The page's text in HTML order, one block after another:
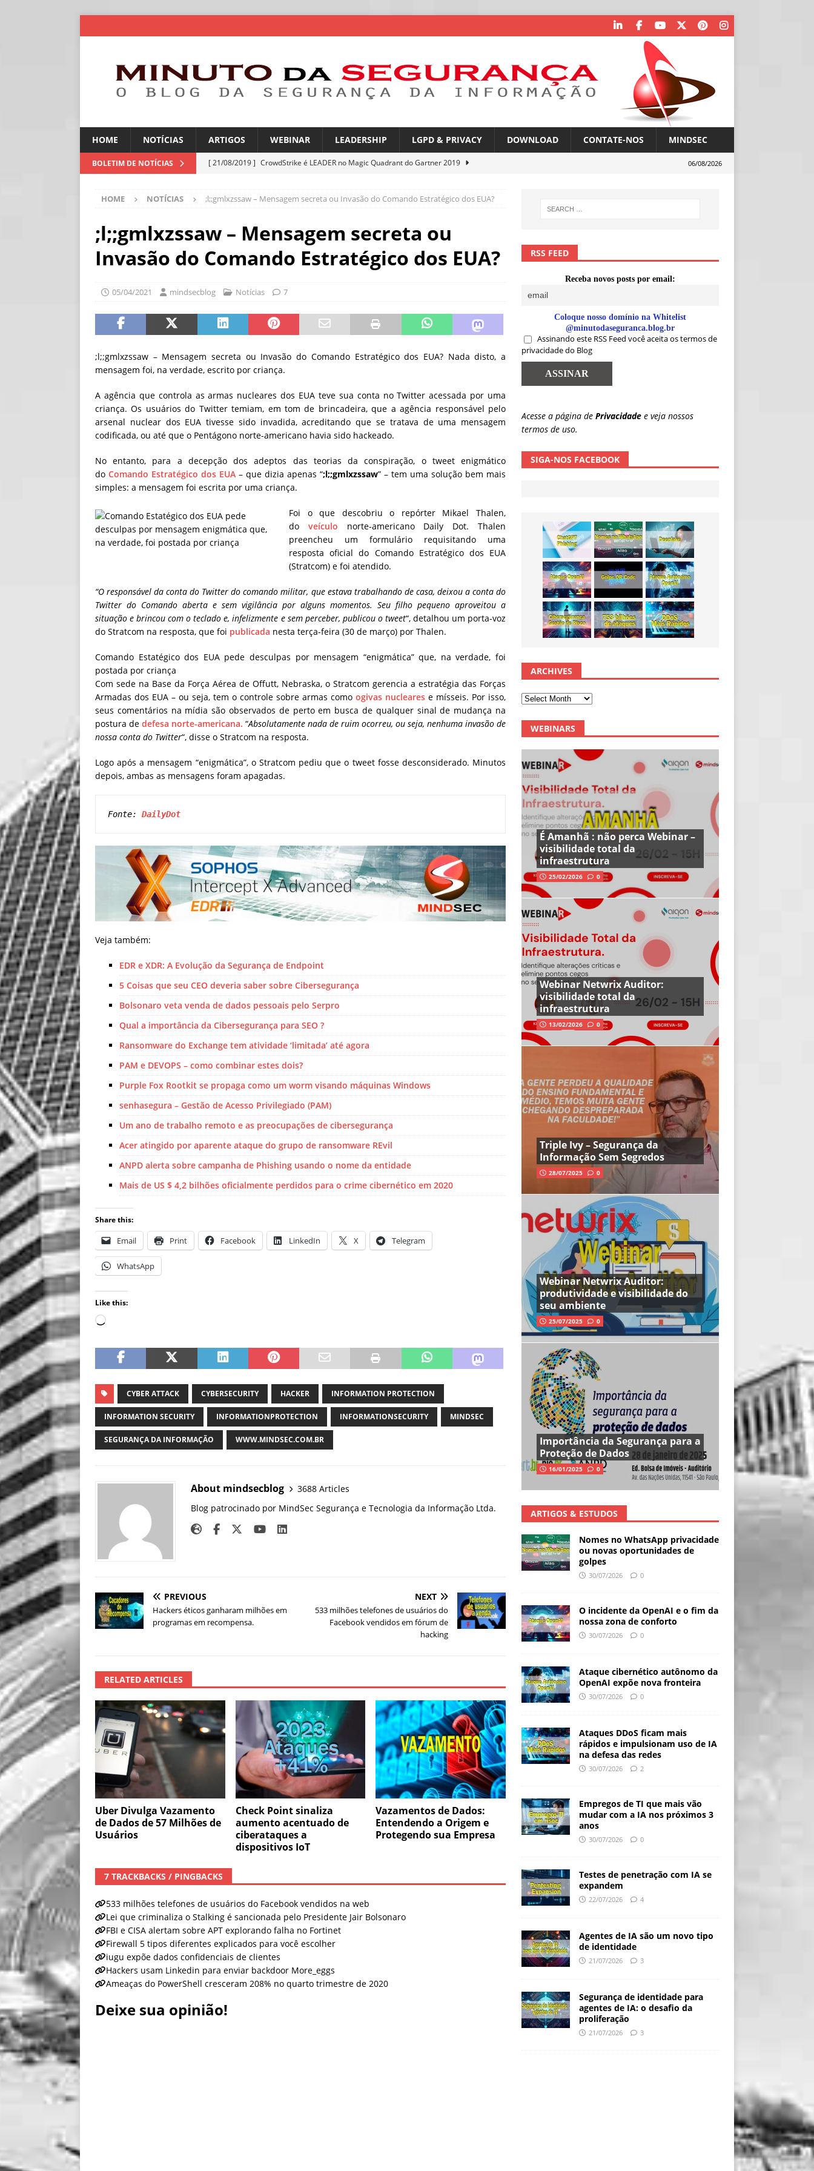
HOME NOTÍCIAS ARTIGOS WEBINAR LEADERSHIP LGPD & PRIVACY DOWNLOAD CONTATE-NOS MINDSEC
BOLETIM DE NOTÍCIAS [ 21/08/2019 ] CrowdStrike é LEADER no Magic Quadrant do Gartner 2019
[ 30/07/2026 ]
ChatGPT entra na mira de campanhas de phishing
NOTÍCIAS
[ 30/07/2026 ]
[ 30/07/2026 ] Deepfakes já enganam 90% dos brasileiros no trabalho
NOTÍCIAS
[ 30/07/2026 ]
06/08/2026
HOME NOTÍCIAS ;l;;gmlxzssaw – Mensagem secreta ou Invasão do Comando Estratégico dos EUA?
;l;;gmlxzssaw – Mensagem secreta ou
Invasão do Comando Estratégico dos EUA?
05/04/2021 mindsecblog Notícias 7
;l;;gmlxzssaw – Mensagem secreta ou Invasão do Comando Estratégico dos EUA? Nada disto, a
mensagem foi, na verdade, escrito por criança.
A agência que controla as armas nucleares dos EUA teve sua conta no Twitter acessada por uma
criança.Os usuários do Twitter temiam, em tom de brincadeira, que a agência responsável pelo
arsenal nuclear dos EUA tivesse sido invadida,acreditando que se tratava de uma mensagem
codificada, ou até que o Pentágono norte-americano havia sido hackeado.
No entanto, para a decepção dos adeptos das teorias da conspiração, o tweet enigmático
doComando Estratégico dos EUA – que dizia apenas “;l;;gmlxzssaw” – tem uma solução bem mais
simples: a mensagem foi escrita por uma criança.
Foi o que descobriu o repórter Mikael Thalen,
do veículo norte-americano Daily Dot. Thalen
preencheu um formulário requisitando uma
resposta oficial do Comando Estratégico dos EUA
(Stratcom) e foi atendido.
“O responsável da conta do Twitter do comando militar, que estava trabalhando de casa, deixou a conta do
Twitter do Comando aberta e sem vigilância por alguns momentos. Seu filho pequeno aproveitou a
situação e brincou com o teclado e, infelizmente e sem perceber, publicou o tweet“, detalhou um porta-voz
do Stratcom na resposta, que foi publicada nesta terça-feira (30 de março) por Thalen.
Comando Estatégico dos EUA pede desculpas por mensagem “enigmática” que, na verdade, foi
postada por criança
Com sede na Base da Força Aérea de Offutt, Nebraska, o Stratcom gerencia a estratégia das Forças
Armadas dos EUA – ou seja, tem o controle sobre armas comoogivas nucleares e mísseis. Por isso,
seus comentários na mídia são observados de perto em busca de qualquer sinal de mudança na
postura dedefesa norte-americana. “Absolutamente nada de ruim ocorreu, ou seja, nenhuma invasão de
nossa conta do Twitter“, disse o Stratcom na resposta.
Logo após a mensagem “enigmática”, o Stratcom pediu que o tweet fosse desconsiderado. Minutos
depois, ambas as mensagens foram apagadas.
Fonte: DailyDot
Veja também:
EDR e XDR: A Evolução da Segurança de Endpoint
5 Coisas que seu CEO deveria saber sobre Cibersegurança
Bolsonaro veta venda de dados pessoais pelo Serpro
Qual a importância da Cibersegurança para SEO ?
Ransomware do Exchange tem atividade ‘limitada’ até agora
PAM e DEVOPS – como combinar estes dois?
Purple Fox Rootkit se propaga como um worm visando máquinas Windows
senhasegura – Gestão de Acesso Privilegiado (PAM)
Um ano de trabalho remoto e as preocupações de cibersegurança
Acer atingido por aparente ataque do grupo de ransomware REvil
ANPD alerta sobre campanha de Phishing usando o nome da entidade
Mais de US $ 4,2 bilhões oficialmente perdidos para o crime cibernético em 2020
Share this:
Email Print Facebook LinkedIn X Telegram
WhatsApp
Like this:
CYBER ATTACK CYBERSECURITY HACKER INFORMATION PROTECTION
INFORMATION SECURITY INFORMATIONPROTECTION INFORMATIONSECURITY MINDSEC
SEGURANÇA DA INFORMAÇÃO WWW.MINDSEC.COM.BR
About mindsecblog
3688 Articles
Blog patrocinado por MindSec Segurança e Tecnologia da Informação Ltda.
PREVIOUS
Hackers éticos ganharam milhões em
programas em recompensa.
NEXT
533 milhões telefones de usuários do
Facebook vendidos em fórum de
hacking
RELATED ARTICLES
Uber Divulga Vazamento
de Dados de 57 Milhões de
Usuários
Check Point sinaliza
aumento acentuado de
ciberataques a
dispositivos IoT
Vazamentos de Dados:
Entendendo a Origem e
Protegendo sua Empresa
7 TRACKBACKS / PINGBACKS
533 milhões telefones de usuários do Facebook vendidos na web
Lei que criminaliza o Stalking é sancionada pelo Presidente Jair Bolsonaro
FBI e CISA alertam sobre APT explorando falha no Fortinet
Firewall 5 tipos diferentes explicados para você escolher
iugu expõe dados confidenciais de clientes
Hackers usam Linkedin para enviar backdoor More_eggs
Ameaças do PowerShell cresceram 208% no quarto trimestre de 2020
Deixe sua opinião!
RSS FEED
Receba novos posts por email:
Coloque nosso domínio na Whitelist
@minutodaseguranca.blog.br
Assinando este RSS Feed você aceita os termos de
privacidade do Blog
Acesse a página de Privacidade e veja nossos
termos de uso.
SIGA-NOS FACEBOOK
ARCHIVES
WEBINARS
É Amanhã : não perca Webinar –
visibilidade total da
infraestrutura
25/02/2026 0
Webinar Netwrix Auditor:
visibilidade total da
infraestrutura
13/02/2026 0
Triple Ivy – Segurança da
Informação Sem Segredos
28/07/2025 0
Webinar Netwrix Auditor:
produtividade e visibilidade do
seu ambiente
25/07/2025 0
Importância da Segurança para a
Proteção de Dados
16/01/2025 0
ARTIGOS & ESTUDOS
Nomes no WhatsApp privacidade
ou novas oportunidades de
golpes
30/07/2026 0
O incidente da OpenAI e o fim da
nossa zona de conforto
30/07/2026 0
Ataque cibernético autônomo da
OpenAI expõe nova fronteira
30/07/2026 0
Ataques DDoS ficam mais
rápidos e impulsionam uso de IA
na defesa das redes
30/07/2026 2
Empregos de TI que mais vão
mudar com a IA nos próximos 3
anos
30/07/2026 0
Testes de penetração com IA se
expandem
22/07/2026 4
Agentes de IA são um novo tipo
de identidade
21/07/2026 3
Segurança de identidade para
agentes de IA: o desafio da
proliferação
21/07/2026 3